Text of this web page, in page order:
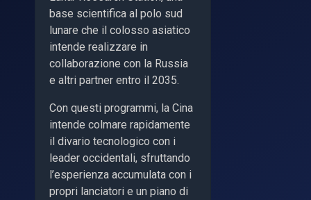
base scientifica al polo sud
lunare che il colosso asiatico
intende realizzare in
collaborazione con la Russia
e altri partner entro il 2035.
Con questi programmi, la Cina
intende colmare rapidamente
il divario tecnologico con i
leader occidentali, sfruttando
l’esperienza accumulata con i
propri lanciatori e un piano di